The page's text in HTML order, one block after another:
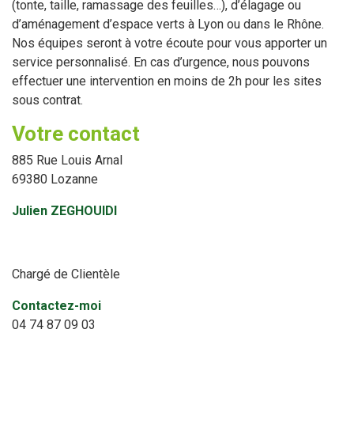
(tonte, taille, ramassage des feuilles…), d’élagage ou
d’aménagement d’espace verts à Lyon ou dans le Rhône.
Nos équipes seront à votre écoute pour vous apporter un
service personnalisé. En cas d’urgence, nous pouvons
effectuer une intervention en moins de 2h pour les sites
sous contrat.
Votre contact
885 Rue Louis Arnal
69380 Lozanne
Julien ZEGHOUIDI
Chargé de Clientèle
Contactez-moi
04 74 87 09 03